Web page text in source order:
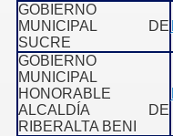
GOBIERNO
MUNICIPAL DE
SUCRE
GOBIERNO
MUNICIPAL
HONORABLE
ALCALDÍA DE
RIBERALTA BENI